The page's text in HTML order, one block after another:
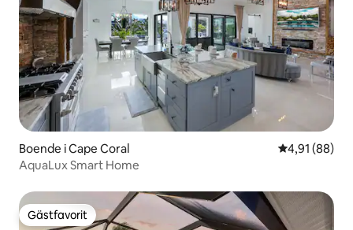
Boende i Cape Coral 4,91 av 5 i
4,91 (88)
AquaLux Smart Home
Gästfavorit
Gästfavorit